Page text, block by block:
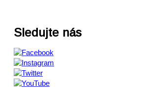
Sledujte nás